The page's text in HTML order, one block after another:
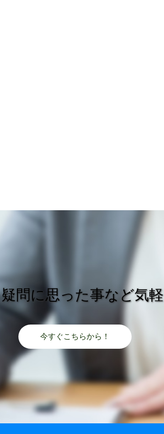
問に思った事など気
今すぐこちらから！